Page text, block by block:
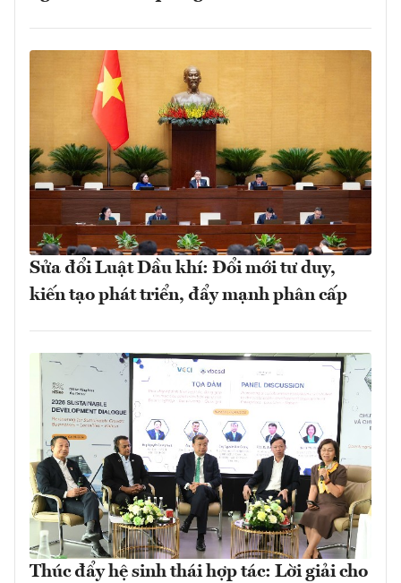
Sửa đổi Luật Dầu khí: Đổi mới tư duy,
kiến tạo phát triển, đẩy mạnh phân cấp
Thúc đẩy hệ sinh thái hợp tác: Lời giải cho